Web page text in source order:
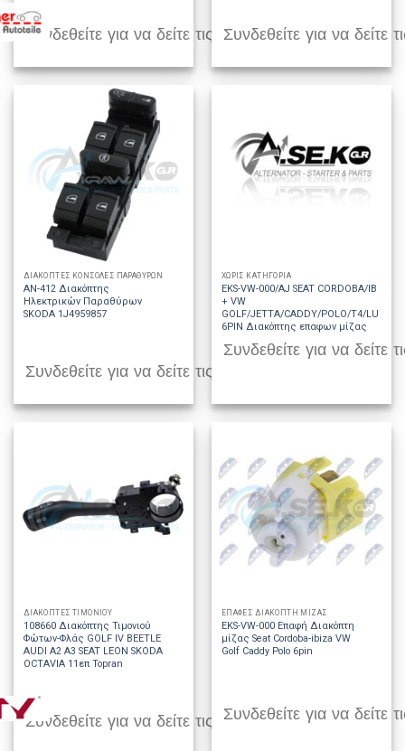
Συνδεθείτε για να δείτε τις τιμέςΣυνδεθείτε για να δείτε
ΔΙΑΚΟΠΤΕΣ ΚΟΝΣΟΛΕΣ ΠΑΡΑΘΥΡΩΝ
AN-412 Διακόπτης
Ηλεκτρικών Παραθύρων
SKODA 1J4959857
Συνδεθείτε για να δείτε τις τιμές
ΧΩΡΊΣ ΚΑΤΗΓΟΡΊΑ
EKS-VW-000/AJ SEAT CORDOBA/IBIZA
+ VW
GOLF/JETTA/CADDY/POLO/T4/LUPO
6PIN Διακόπτης επαφων μίζας
Συνδεθείτε για να δείτε
ΔΙΑΚΟΠΤΕΣ ΤΙΜΟΝΙΟΥ
108660 Διακόπτης Τιμονιού
Φώτων-Φλάς GOLF IV BEETLE
AUDI A2 A3 SEAT LEON SKODA
OCTAVIA 11επ Topran
Συνδεθείτε για να δείτε τις τιμές
ΕΠΑΦΕΣ ΔΙΑΚΟΠΤΗ ΜΙΖΑΣ
EKS-VW-000 Επαφή Διακόπτη
μίζας Seat Cordoba-ibiza VW
Golf Caddy Polo 6pin
Συνδεθείτε για να δείτε